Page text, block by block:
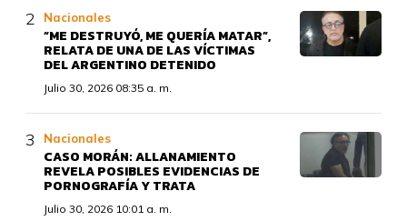
Nacionales
“ME DESTRUYÓ, ME QUERÍA MATAR”,
RELATA DE UNA DE LAS VÍCTIMAS
DEL ARGENTINO DETENIDO
Julio 30, 2026 08:35 a. m.
Nacionales
CASO MORÁN: ALLANAMIENTO
REVELA POSIBLES EVIDENCIAS DE
PORNOGRAFÍA Y TRATA
Julio 30, 2026 10:01 a. m.